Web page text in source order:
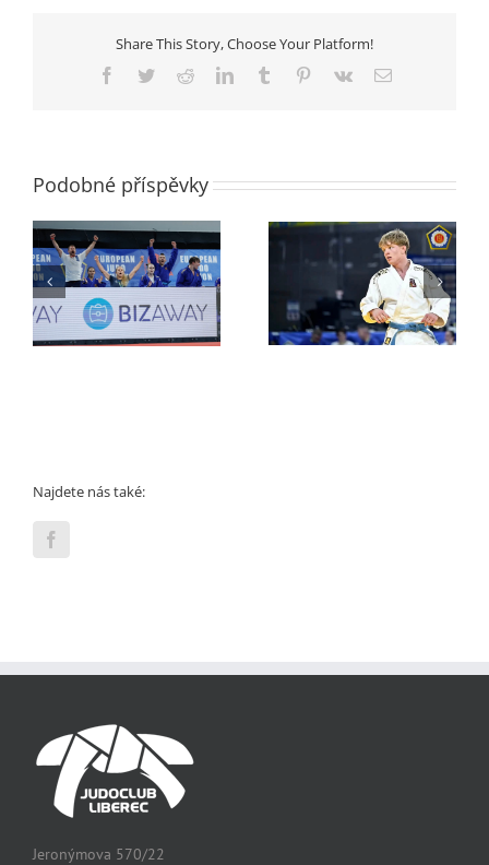
článku
iDnes.cz
Share This Story, Choose Your Platform!
Facebook
TwitterRedditLinkedInTumblr Pinterest
Vk
E-
Podobné příspěvky
Mistrovství Evropy
dorostenců
Mistrovství ČR mužů
Najdete nás také:
Jeronýmova 570/22